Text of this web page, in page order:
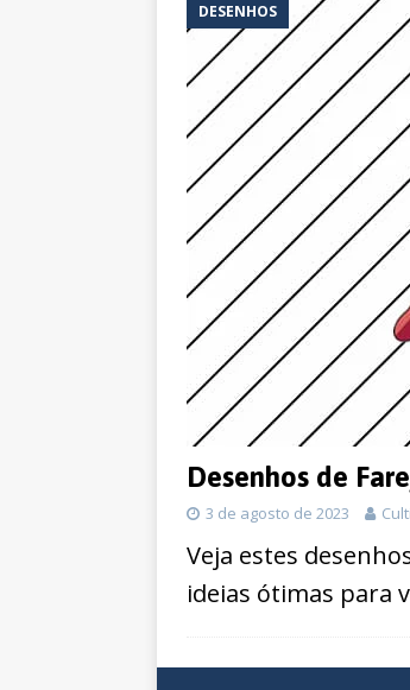
DESENHOS
Desenhos de
3 de agosto de 2023
Veja estes
ideias ótimas para